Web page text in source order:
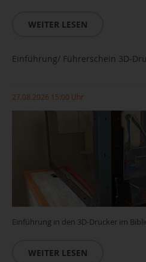
WEITER LESEN
Einführung/ Führerschein 3D-
27.08.2026 15:00 Uhr
Einführung in den 3D-Drucker im
WEITER LESEN